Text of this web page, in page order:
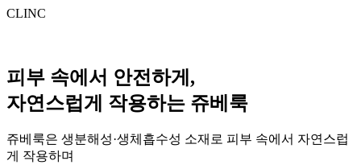
CLINC
피부 속에서 안전하게,
자연스럽게 작용하는 쥬베룩
쥬베룩은 생분해성·생체흡수성 소재로 피부 속에서 자연스럽
게 작용하며